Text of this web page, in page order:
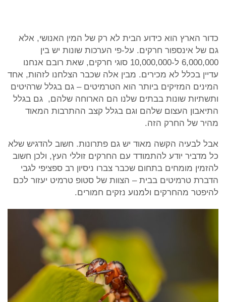
כדור הארץ הוא כידוע הבית לא רק של המין האנושי, אלא
גם של אינספור חרקים. על-פי הערכות שונות יש בין
6,000,000 ל-10,000,000 סוגי חרקים, שאת רובם אנחנו
עדיין בכלל לא מכירים. מבין אלה שכבר הצלחנו לזהות, אחד
המינים המזיקים ביותר הוא הטרמיטים – גם בגלל שרהיטים
ותשתיות שונות בבתים שלנו הם הארוחה שלהם, גם בגלל
התיאבון העצום שלהם וגם בגלל קצב ההתרבות המאוד
מהיר של החרק הזה.
אבל לבעיה הקשה מאוד יש גם פתרונות. חשוב להדגיש שלא
כל מדביר יודע להתמודד עם החרקים זוללי העץ, ולכן חשוב
להזמין מומחים בתחום שכבר צברו ניסיון רב ספציפי לגבי
הדברת טרמיטים בבית – הצוות של סטופ טרמיט יעזור לכם
להיפטר מהחרקים ולמנוע נזקים חמורים.